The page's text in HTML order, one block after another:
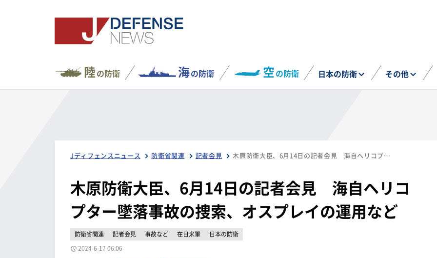
陸の防衛 海の防衛 空の防衛 日本の防衛 その他
Jディフェンスニュース 防衛省関連 記者会見 木原防衛大臣、6月14日の記者会見 海自ヘリコプター墜落事故の捜索、オスプレイの運用など
木原防衛大臣、6月14日の記者会見 海自ヘリコ
プター墜落事故の捜索、オスプレイの運用など
防衛省関連 記者会見 事故など 在日米軍
日本の防衛
2024-6-17 06:06